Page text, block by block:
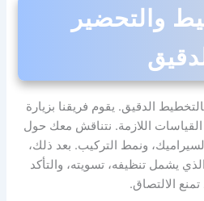
والتحضير
الدقيق. يقوم فريقنا بزيارة
القياسات اللازمة. نتناقش معك حول
ونمط التركيب. بعد ذلك،
يشمل تنظيفه، تسويته، والتأكد
الالتصاق.